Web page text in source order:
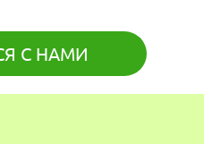
С НАМИ